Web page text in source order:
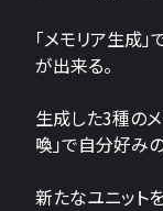
「メモリア生成
が出来る。
生成した3種の
喚」で自分好み
新たなユニット